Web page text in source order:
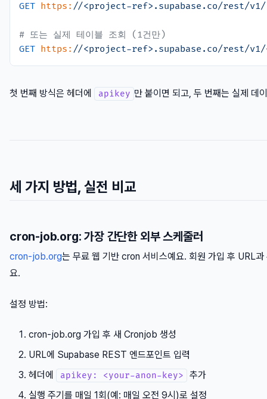
GET https: //<project-ref>.supabase.co/rest/v1/
# 또는 실제 테이블 조회 (1건만)
GET https: //<project-ref>.supabase.co/rest/v1/
첫 번째 방식은 헤더에 apikey 만 붙이면 되고, 두 번째는 실제 데
세 가지 방법, 실전 비교
cron-job.org: 가장 간단한 외부 스케줄러
cron-job.org는 무료 웹 기반 cron 서비스예요. 회원 가입 후 URL
요.
설정 방법:
cron-job.org 가입 후 새 Cronjob 생성
URL에 Supabase REST 엔드포인트 입력
헤더에
apikey: <your-anon-key>
추가
실행 주기를 매일 1회(예: 매일 오전 9시)로 설정